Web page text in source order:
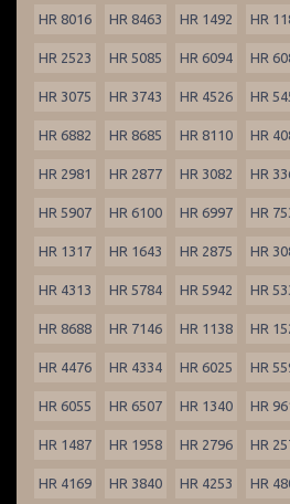
HR 8016 HR 8463 HR 1492 HR
HR 2523 HR 5085 HR 6094 HR
HR 3075 HR 3743 HR 4526 HR
HR 6882 HR 8685 HR 8110 HR
HR 2981 HR 2877 HR 3082 HR
HR 5907 HR 6100 HR 6997 HR
HR 1317 HR 1643 HR 2875 HR
HR 4313 HR 5784 HR 5942 HR
HR 8688 HR 7146 HR 1138 HR
HR 4476 HR 4334 HR 6025 HR
HR 6055 HR 6507 HR 1340 HR
HR 1487 HR 1958 HR 2796 HR
HR 4169 HR 3840 HR 4253 HR